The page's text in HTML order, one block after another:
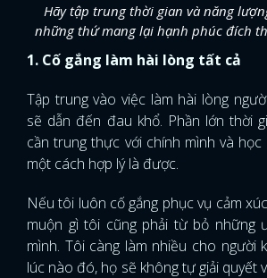
Hãy tập trung thời gian và năng
những thứ mang lại hạnh phúc đích
1. Cố gắng làm hài lòng tất cả
Tập trung vào việc làm hài lòng
sẽ dẫn đến đau khổ. Phần lớn thời
cần trung thực với chính mình và học
một cách hợp lý là được.
Nếu tôi luôn cố gắng phục vụ cảm
muộn gì tôi cũng phải từ bỏ những
mình. Tôi càng làm nhiều cho người
lúc nào đó, họ sẽ không tự giải quyết